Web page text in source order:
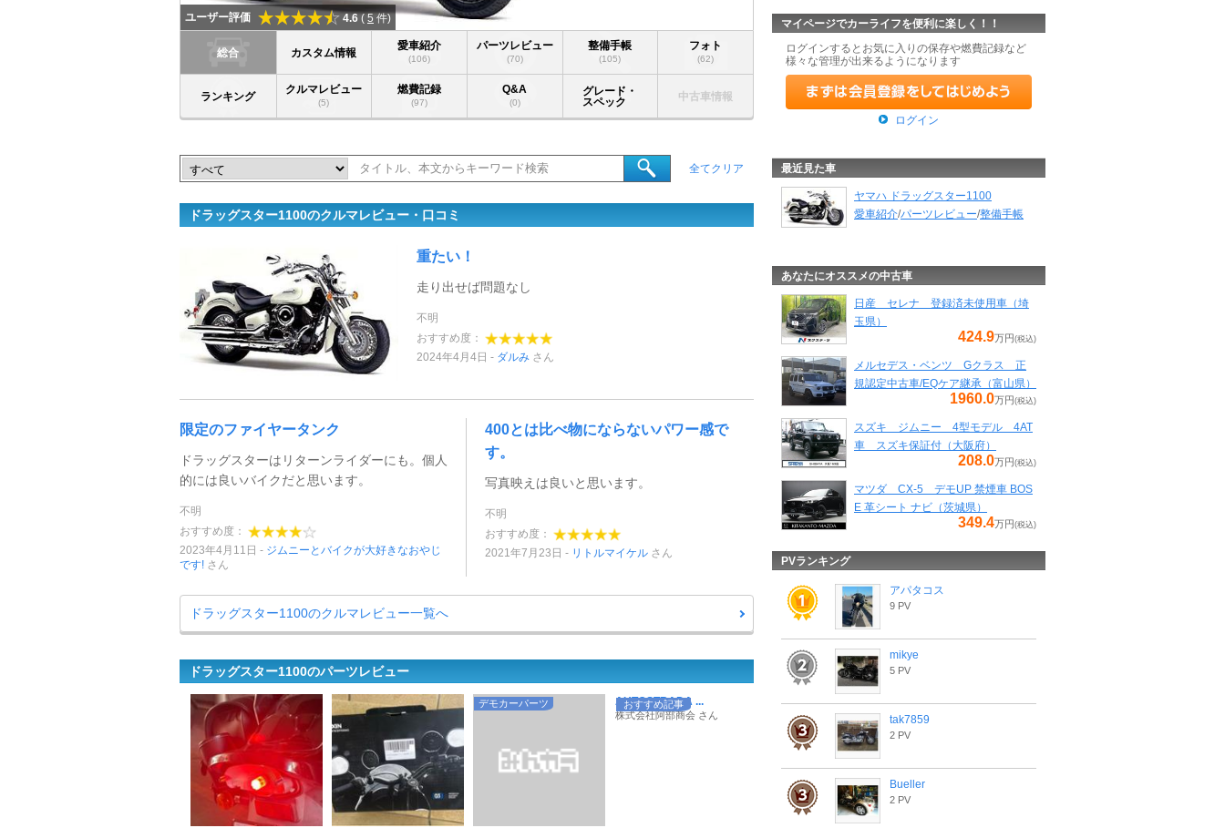
ユーザー評価 4.6 ( 5 件)
総合 カスタム情報
愛車紹介
(106)
パーツレビュー
(70)
整備手帳
(105)
フォト
(62)
ランキング
クルマレビュー
(5)
燃費記録
(97)
Q&A
(0)
グレード・
スペック
中古車情報
全てクリア
ドラッグスター1100のクルマレビュー・口コミ
重たい！
走り出せば問題なし
不明
おすすめ度：
2024年4月4日
ダルみ さん
限定のファイヤータンク
ドラッグスターはリターンライダーにも。個人
的には良いバイクだと思います。
不明
おすすめ度：
2023年4月11日
ジムニーとバイクが大好きなおやじ
です! さん
400とは比べ物にならないパワー感で
す。
写真映えは良いと思います。
不明
おすすめ度：
2021年7月23日
リトルマイケル さん
ドラッグスター1100のクルマレビュー一覧へ
ドラッグスター1100のパーツレビュー
デモカーパーツ おすすめ記事
AUTOSTRADA ...
株式会社阿部商会 さん
マイページでカーライフを便利に楽しく！！
ログインするとお気に入りの保存や燃費記録など
様々な管理が出来るようになります
ログイン
最近見た車
ヤマハ ドラッグスター1100
愛車紹介/パーツレビュー/整備手帳
あなたにオススメの中古車
日産 セレナ 登録済未使用車（埼
玉県）
424.9万円 (税込)
メルセデス・ベンツ Gクラス 正
規認定中古車/EQケア継承（富山県）
1960.0万円 (税込)
スズキ ジムニー 4型モデル 4AT
車 スズキ保証付（大阪府）
208.0万円 (税込)
マツダ CX-5 デモUP 禁煙車 BOS
E 革シート ナビ（茨城県）
349.4万円 (税込)
PVランキング
アパタコス
9 PV
mikye
5 PV
tak7859
2 PV
Bueller
2 PV